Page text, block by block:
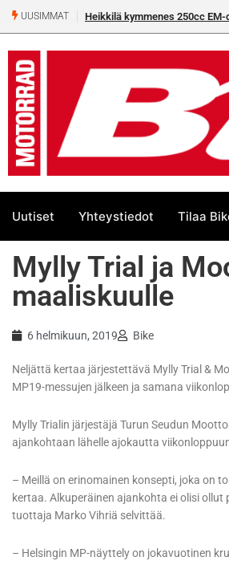
UUSIMMAT Heikkilä kymmenes 250cc
Uutiset Yhteystiedot Tilaa
Mylly Trial ja
maaliskuulle
6 helmikuun, 2019 Bike
Neljättä kertaa järjestettävä Mylly Trial &
MP19-messujen jälkeen ja samana
Mylly Trialin järjestäjä Turun Seudun
ajankohtaan lähelle ajokautta
– Meillä on erinomainen konsepti, joka on
kertaa. Alkuperäinen ajankohta ei olisi
tuottaja Marko Vihriä selvittää.
– Helsingin MP-näyttely on jokavuotinen